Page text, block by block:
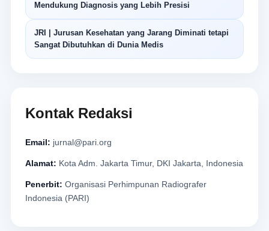
Mendukung Diagnosis yang Lebih Presisi
JRI | Jurusan Kesehatan yang Jarang Diminati tetapi
Sangat Dibutuhkan di Dunia Medis
Kontak Redaksi
Email: jurnal@pari.org
Alamat: Kota Adm. Jakarta Timur, DKI Jakarta, Indonesia
Penerbit: Organisasi Perhimpunan Radiografer
Indonesia (PARI)